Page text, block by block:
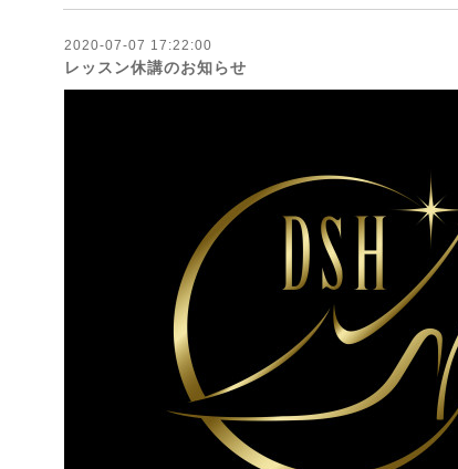
2020-07-07 17:22:00
レッスン休講のお知らせ